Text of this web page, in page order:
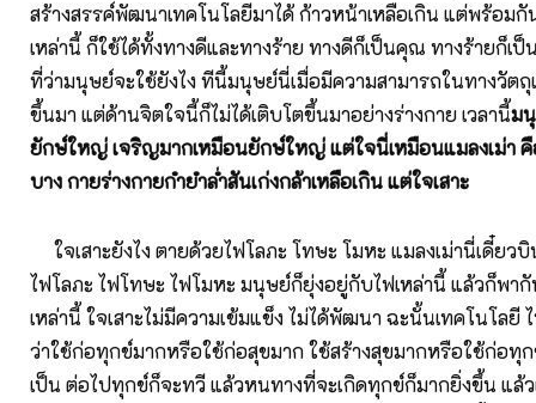
สร้างสรรค์พัฒนาเทคโนโลยีมาได้ ก้าวหน้าเหลือเกิน แต่พร้อม
เหล่านี้ ก็ใช้ได้ทั้งทางดีและทางร้าย ทางดีก็เป็นคุณ ทางร้ายก็เ
ที่ว่ามนุษย์จะใช้ยังไง ทีนี้มนุษย์นี่เมื่อมีความสามารถในทางวัตถุ
ขึ้นมา แต่ด้านจิตใจนี้ก็ไม่ได้เติบโตขึ้นมาอย่างร่างกาย เวลานี้ม
ยักษ์ใหญ่ เจริญมากเหมือนยักษ์ใหญ่ แต่ใจนี่เหมือนแมลงเม่า คือ
บาง กายร่างกายกำยำล่ำสันเก่งกล้าเหลือเกิน แต่ใจเสาะ
ใจเสาะยังไง ตายด้วยไฟโลภะ โทษะ โมหะ แมลงเม่านี่เดี๋ยว
ไฟโลภะ ไฟโทษะ ไฟโมหะ มนุษย์ก็ยุ่งอยู่กับไฟเหล่านี้ แล้วก็พากั
เหล่านี้ ใจเสาะไม่มีความเข้มแข็ง ไม่ได้พัฒนา ฉะนั้นเทคโนโลยี
ว่าใช้ก่อทุกข์มากหรือใช้ก่อสุขมาก ใช้สร้างสุขมากหรือใช้ก่อทุ
เป็น ต่อไปทุกข์ก็จะทวี แล้วหนทางที่จะเกิดทุกข์ก็มากยิ่งขึ้น แล้ว